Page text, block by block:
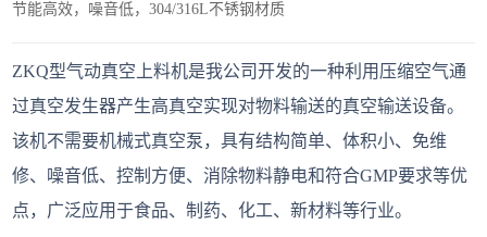
节能高效，噪音低，304/316L不锈钢材质
ZKQ型气动真空上料机是我公司开发的一种利用压缩空气通
过真空发生器产生高真空实现对物料输送的真空输送设备。
该机不需要机械式真空泵，具有结构简单、体积小、免维
修、噪音低、控制方便、消除物料静电和符合GMP要求等优
点，广泛应用于食品、制药、化工、新材料等行业。